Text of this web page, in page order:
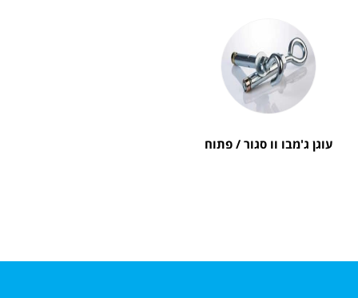
עוגן ג'מבו וו סגור / פתוח